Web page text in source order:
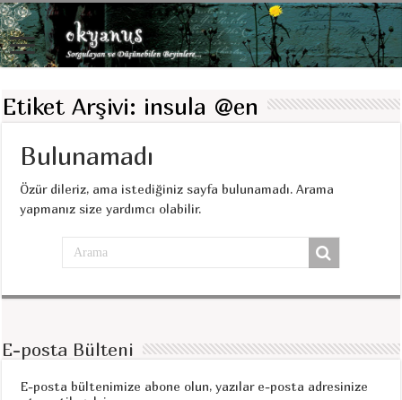
Etiket Arşivi: insula @en
Bulunamadı
Özür dileriz, ama istediğiniz sayfa bulunamadı. Arama
yapmanız size yardımcı olabilir.
E-posta Bülteni
E-posta bültenimize abone olun, yazılar e-posta adresinize